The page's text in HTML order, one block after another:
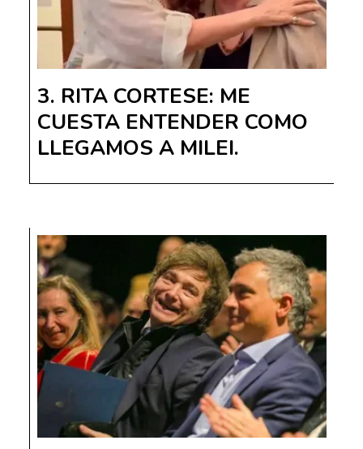
RITA CORTESE: ME
CUESTA ENTENDER COMO
LLEGAMOS A MILEI.